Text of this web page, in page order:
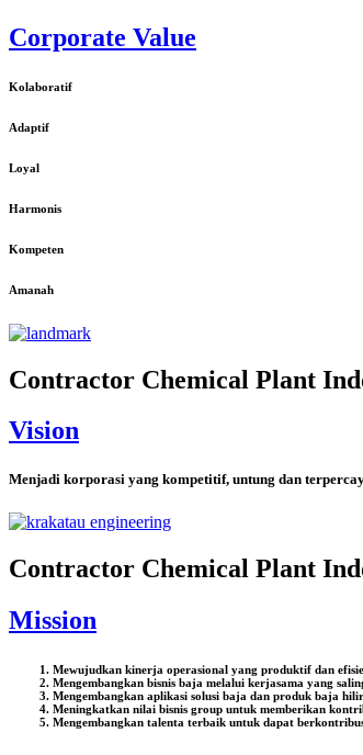
Corporate Value
Kolaboratif
Adaptif
Loyal
Harmonis
Kompeten
Amanah
Contractor Chemical Plant
Vision
Menjadi korporasi yang kompetitif, untung dan
Contractor Chemical Plant
Mission
Mewujudkan kinerja operasional yang produktif dan
Mengembangkan bisnis baja melalui kerjasama yang
Mengembangkan aplikasi solusi baja dan produk baja
Meningkatkan nilai bisnis group untuk memberikan
Mengembangkan talenta terbaik untuk dapat